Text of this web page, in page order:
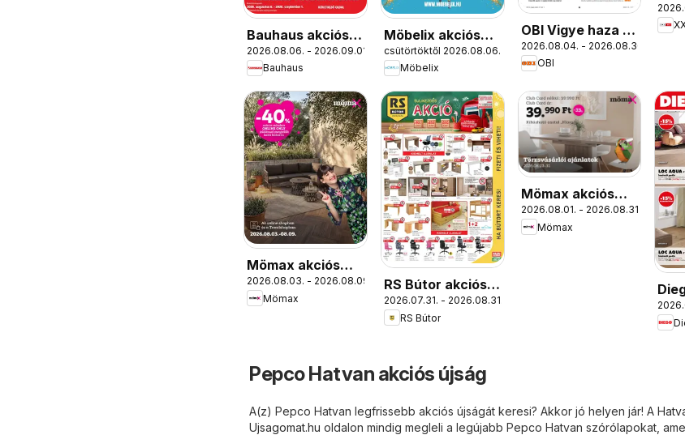
Bauhaus akciós
újság
2026.08.06. - 2026.09.01.
Bauhaus
Möbelix akciós
újság
csütörtöktől 2026.08.06.
Möbelix
OBI Vigye haza a
nyarat!
2026.08.04. - 2026.08.30.
OBI
Mömax akciós
újság
2026.08.03. - 2026.08.09.
Mömax
RS Bútor akciós
újság
2026.07.31. - 2026.08.31.
RS Bútor
Mömax akciós
újság
2026.08.01. - 2026.08.31.
Mömax
Pepco Hatvan akciós újság
A(z) Pepco Hatvan legfrissebb akciós újságát keresi? Akkor jó helyen jár! A
Ujsagomat.hu oldalon mindig megleli a legújabb Pepco Hatvan szórólapokat,